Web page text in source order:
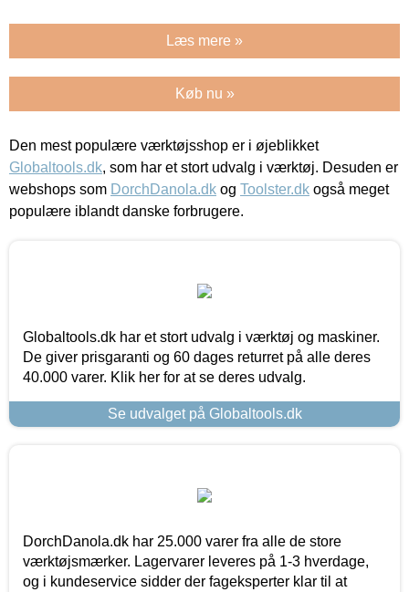
Læs mere »
Køb nu »
Den mest populære værktøjsshop er i øjeblikket
Globaltools.dk, som har et stort udvalg i værktøj. Desuden er
webshops som DorchDanola.dk og Toolster.dk også meget
populære iblandt danske forbrugere.
Globaltools.dk har et stort udvalg i værktøj og maskiner.
De giver prisgaranti og 60 dages returret på alle deres
40.000 varer. Klik her for at se deres udvalg.
Se udvalget på Globaltools.dk
DorchDanola.dk har 25.000 varer fra alle de store
værktøjsmærker. Lagervarer leveres på 1-3 hverdage,
og i kundeservice sidder der fageksperter klar til at